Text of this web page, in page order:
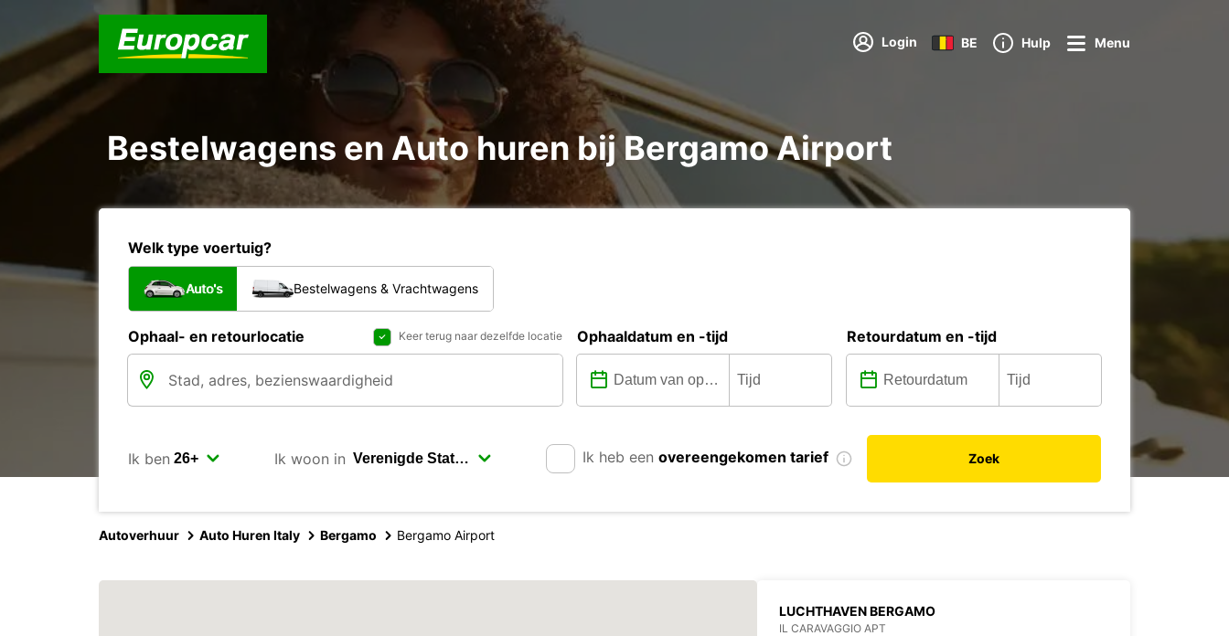
Login BE Hulp Menu
Bestelwagens en Auto huren bij Bergamo Airport
Welk type voertuig?
Auto's Bestelwagens & Vrachtwagens
Ophaal- en retourlocatie Keer terug naar dezelfde locatie Ophaaldatum en -tijd Retourdatum en -tijd
Ik ben Ik woon in Ik heb een overeengekomen tarief Zoek
Autoverhuur Auto Huren Italy Bergamo Bergamo Airport
LUCHTHAVEN BERGAMO
IL CARAVAGGIO APT